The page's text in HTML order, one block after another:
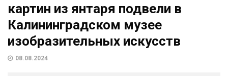
картин из янтаря подвели в
Калининградском музее
изобразительных искусств
08.08.2024